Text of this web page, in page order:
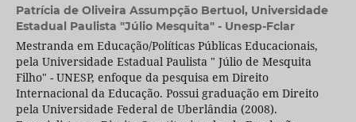
Patrícia de Oliveira Assumpção Bertuol, Universidade
Estadual Paulista "Júlio Mesquita" - Unesp-Fclar
Mestranda em Educação/Políticas Públicas Educacionais,
pela Universidade Estadual Paulista " Júlio de Mesquita
Filho" - UNESP, enfoque da pesquisa em Direito
Internacional da Educação. Possui graduação em Direito
pela Universidade Federal de Uberlândia (2008).